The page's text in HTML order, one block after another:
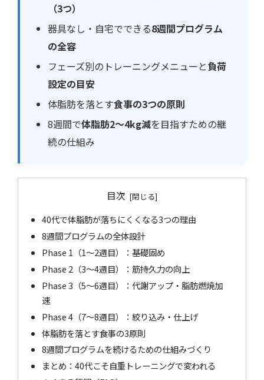
（3つ）
器具なし・自宅でできる8週間プログラム
の全容
フェーズ別のトレーニングメニューと負荷
設定の目安
体脂肪を落とす食事の3つの原則
8週間で体脂肪2〜4kg減を目指すための継
続の仕組み
目次
40代で体脂肪が落ちにくくなる3つの理由
8週間プログラムの全体設計
Phase 1（1〜2週目）：基礎固め
Phase 2（3〜4週目）：筋持久力の向上
Phase 3（5〜6週目）：代謝アップ・脂肪燃焼加
速
Phase 4（7〜8週目）：絞り込み・仕上げ
体脂肪を落とす食事の3原則
8週間プログラムを続けるための仕組みづくり
まとめ：40代こそ自重トレーニングで変われる